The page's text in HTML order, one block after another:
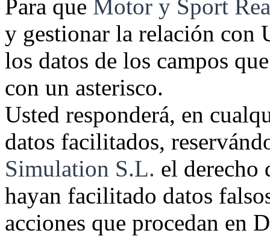
Para que Motor y Sport
y gestionar la relación con
los datos de los campos
con un asterisco.
Usted responderá, en
datos facilitados,
Simulation S.L. el derecho
hayan facilitado datos
acciones que procedan en